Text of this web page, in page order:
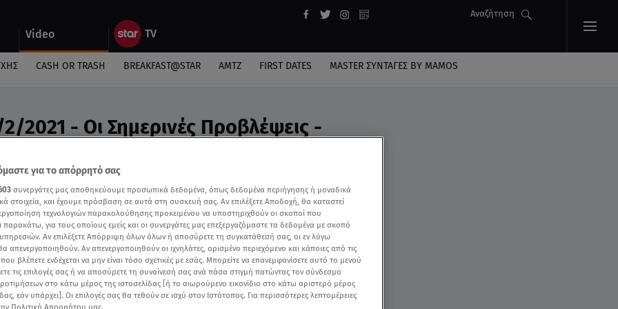
Video
Αναζήτηση
CASH OR TRASH BREAKFAST@STAR ΑΜΤΖ FIRST DATES MASTER ΣΥΝΤΑΓΈΣ BY MAMOS
2021 - Οι Σημερινές Προβλέψεις -
Άσης Μπήλιου «Στη Φωλιά των Κου Κου»
για το απόρρητό σας
συνεργάτες μας αποθηκεύουμε προσωπικά δεδομένα, όπως δεδομένα περιήγησης ή μοναδικά
στοιχεία, και έχουμε πρόσβαση σε αυτά στη συσκευή σας. Αν επιλέξετε Αποδοχή, θα καταστεί
τεχνολογιών παρακολούθησης προκειμένου να υποστηριχθούν οι σκοποί που
παρακάτω, για τους οποίους εμείς και οι συνεργάτες μας επεξεργαζόμαστε τα δεδομένα με σκοπό
Αν επιλέξετε Απόρριψη όλων όλων ή αποσύρετε τη συγκατάθεσή σας, οι εν λόγω
απενεργοποιηθούν. Αν απενεργοποιηθούν οι ιχνηλάτες, ορισμένο περιεχόμενο και κάποιες από τις
βλέπετε ενδέχεται να μην είναι τόσο σχετικές με εσάς. Μπορείτε να επανεμφανίσετε αυτό το μενού
τις επιλογές σας ή να αποσύρετε τη συναίνεσή σας ανά πάσα στιγμή πατώντας τον σύνδεσμο
στο κάτω μέρος της ιστοσελίδας [ή το αιωρούμενο εικονίδιο στο κάτω αριστερό μέρος
εάν υπάρχει]. Οι επιλογές σας θα τεθούν σε ισχύ στον Ιστότοπος. Για περισσότερες λεπτομέρειες
Πολιτική Απορρήτου μας.